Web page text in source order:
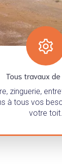
Tous travaux
zinguerie,
à tous vos
votre toit.